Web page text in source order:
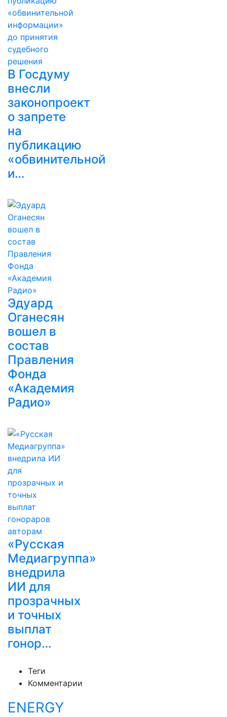
В Госдуму
внесли
законопроект
о запрете
на
публикацию
«обвинительной
и…
Эдуард
Оганесян
вошел в
состав
Правления
Фонда
«Академия
Радио»
«Русская
Медиагруппа»
внедрила
ИИ для
прозрачных
и точных
выплат
гонор…
Теги
Комментарии
ENERGY